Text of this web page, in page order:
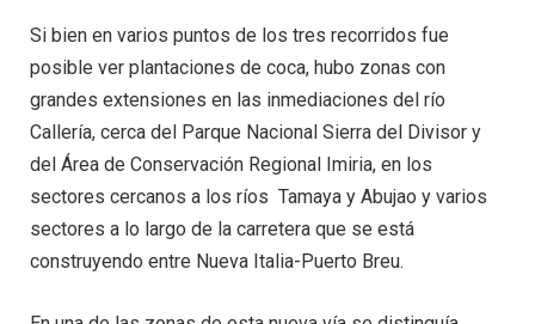
Si bien en varios puntos de los tres recorridos fue
posible ver plantaciones de coca, hubo zonas con
grandes extensiones en las inmediaciones del río
Callería, cerca del Parque Nacional Sierra del Divisor y
del Área de Conservación Regional Imiria, en los
sectores cercanos a los ríos Tamaya y Abujao y varios
sectores a lo largo de la carretera que se está
construyendo entre Nueva Italia-Puerto Breu.